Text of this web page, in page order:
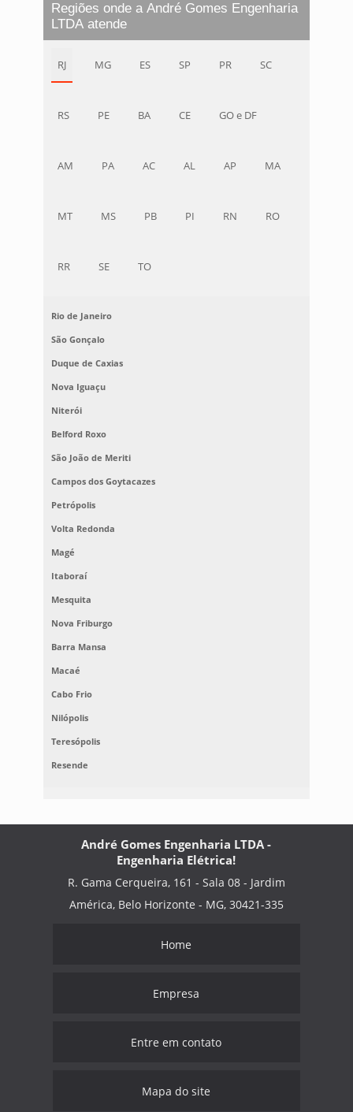
Regiões onde a André Gomes Engenharia
LTDA atende
RJ MG ES SP PR SC
RS PE BA CE GO e DF
AM PA AC AL AP MA
MT MS PB PI RN RO
RR SE TO
Rio de Janeiro
São Gonçalo
Duque de Caxias
Nova Iguaçu
Niterói
Belford Roxo
São João de Meriti
Campos dos Goytacazes
Petrópolis
Volta Redonda
Magé
Itaboraí
Mesquita
Nova Friburgo
Barra Mansa
Macaé
Cabo Frio
Nilópolis
Teresópolis
Resende
André Gomes Engenharia LTDA -
Engenharia Elétrica!
R. Gama Cerqueira, 161 - Sala 08 - Jardim
América, Belo Horizonte - MG, 30421-335
Home
Empresa
Entre em contato
Mapa do site